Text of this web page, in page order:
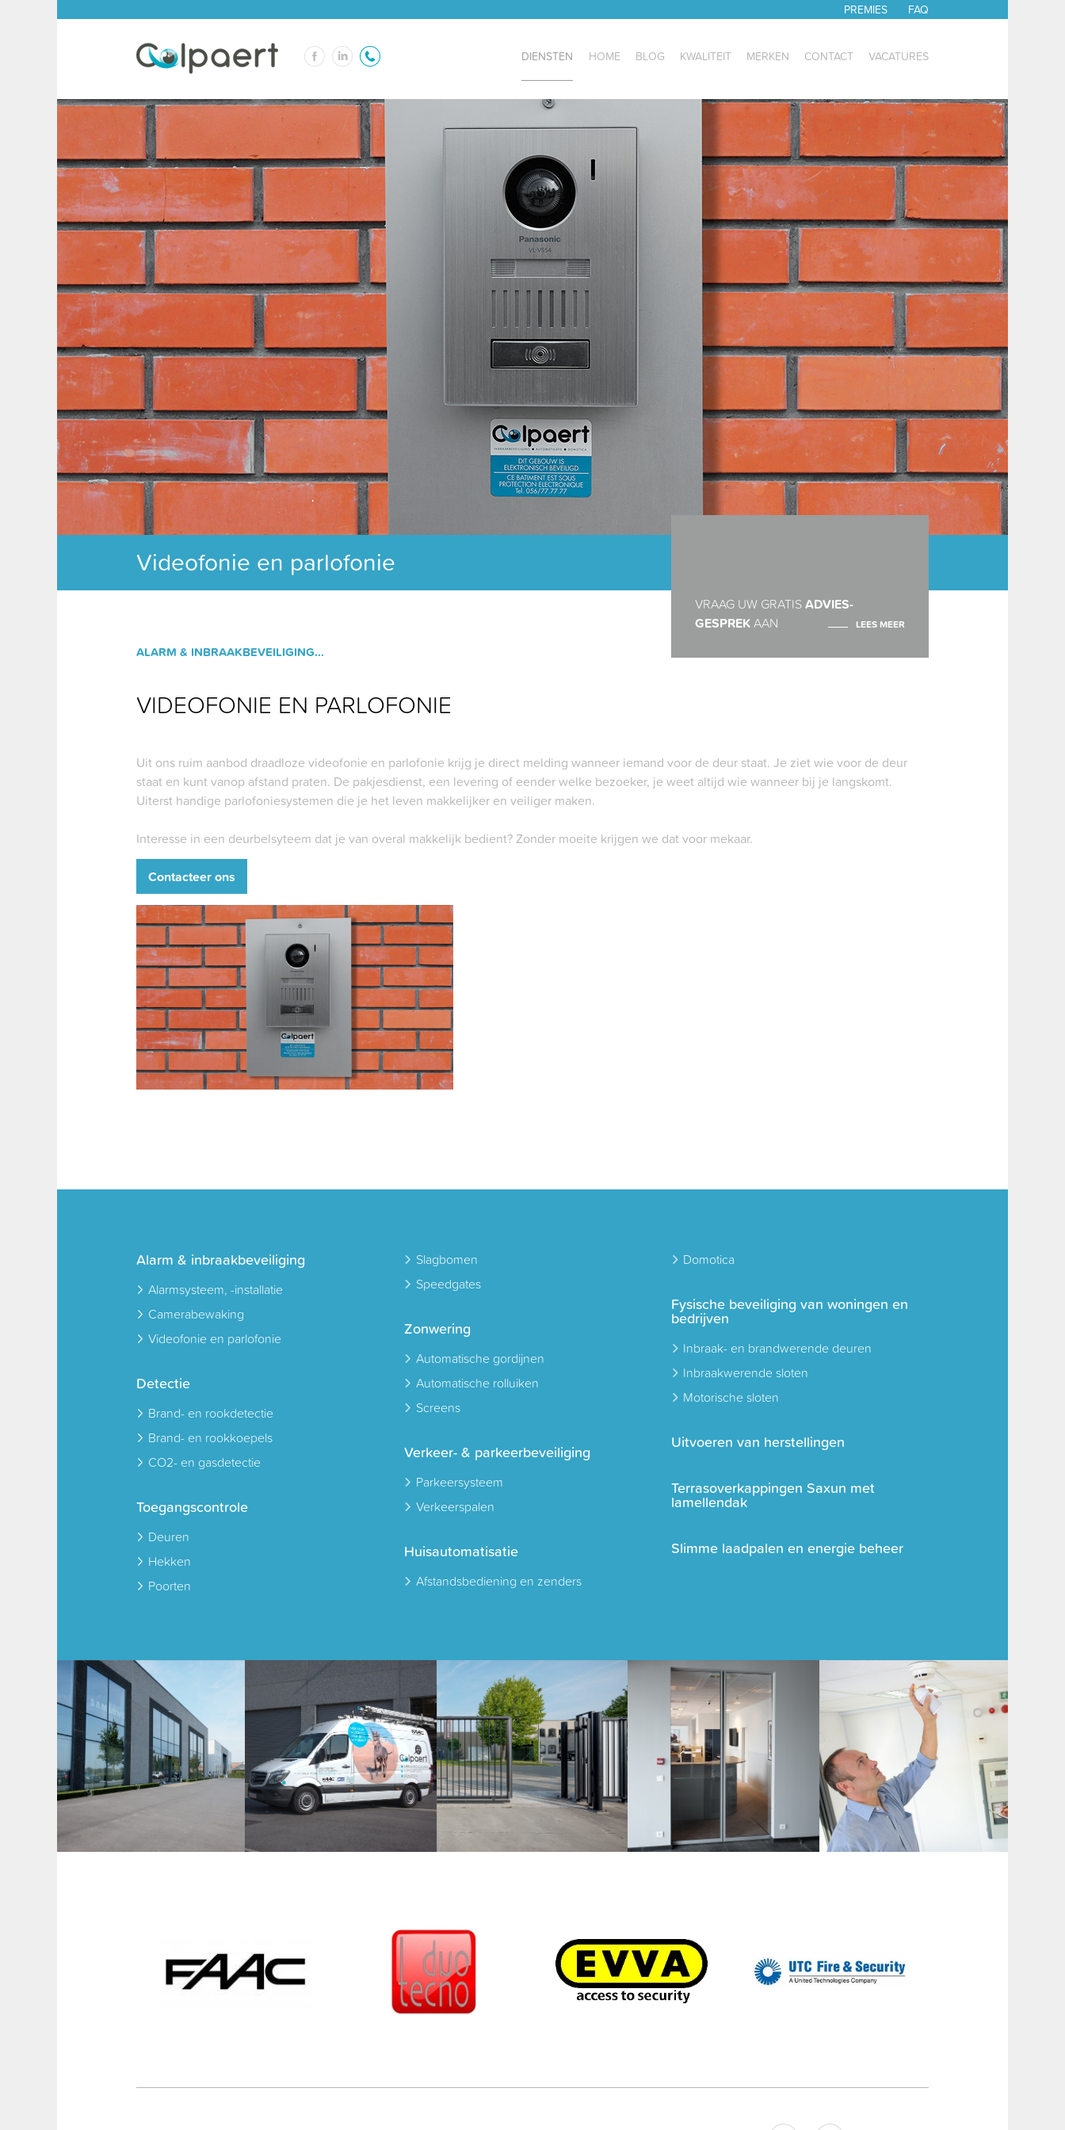
PREMIES FAQ
DIENSTEN HOME BLOG KWALITEIT MERKEN CONTACT VACATURES
Videofonie en parlofonie
VRAAG UW GRATISADVIES-
GESPREKAAN LEES MEER
ALARM & INBRAAKBEVEILIGING...
VIDEOFONIE EN PARLOFONIE
Uit ons ruim aanbod draadloze videofonie en parlofonie krijg je direct melding wanneer iemand voor de deur staat. Je ziet wie voor de deur
staat en kunt vanop afstand praten. De pakjesdienst, een levering of eender welke bezoeker, je weet altijd wie wanneer bij je langskomt.
Uiterst handige parlofoniesystemen die je het leven makkelijker en veiliger maken.
Interesse in een deurbelsyteem dat je van overal makkelijk bedient? Zonder moeite krijgen we dat voor mekaar.
Contacteer ons
Alarm & inbraakbeveiliging
Alarmsysteem, -installatie
Camerabewaking
Videofonie en parlofonie
Detectie
Brand- en rookdetectie
Brand- en rookkoepels
CO2- en gasdetectie
Toegangscontrole
Deuren
Hekken
Poorten
Slagbomen
Speedgates
Zonwering
Automatische gordijnen
Automatische rolluiken
Screens
Verkeer- & parkeerbeveiliging
Parkeersysteem
Verkeerspalen
Huisautomatisatie
Afstandsbediening en zenders
Domotica
Fysische beveiliging van woningen en
bedrijven
Inbraak- en brandwerende deuren
Inbraakwerende sloten
Motorische sloten
Uitvoeren van herstellingen
Terrasoverkappingen Saxun met
lamellendak
Slimme laadpalen en energie beheer